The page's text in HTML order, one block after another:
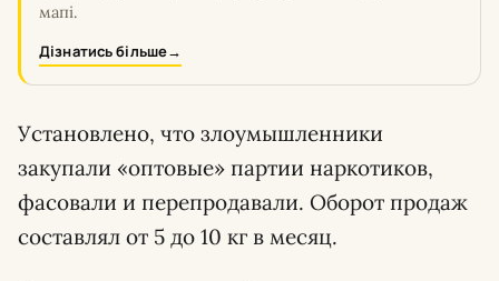
мапі.
Дізнатись більше→
Установлено, что злоумышленники
закупали «оптовые» партии наркотиков,
фасовали и перепродавали. Оборот продаж
составлял от 5 до 10 кг в месяц.